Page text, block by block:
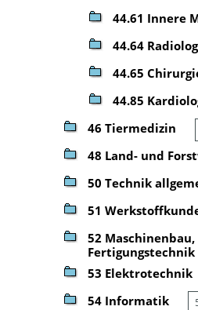
44.61 Innere
44.64
44.65
44.85
46 Tiermedizin
48 Land- und
50 Technik
51
52
Fertigungstechnik
53 Elektrotechnik
54 Informatik